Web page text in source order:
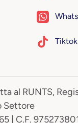
Tiktok
al RUNTS,
Settore
| C.F.